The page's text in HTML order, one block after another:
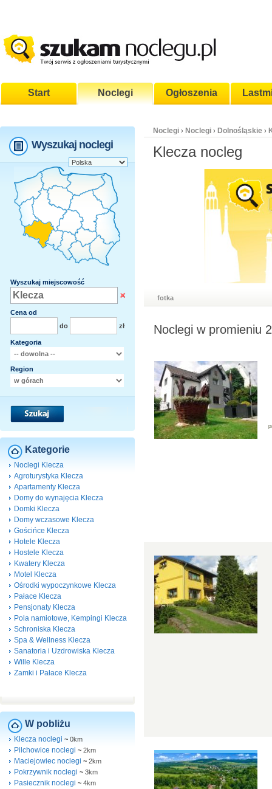
Start Noclegi Ogłoszenia
Wyszukaj noclegi
Wyszukaj miejscowość
Cena od
do
zł
Kategoria
Region
Kategorie
Noclegi Klecza
Agroturystyka Klecza
Apartamenty Klecza
Domy do wynajęcia Klecza
Domki Klecza
Domy wczasowe Klecza
Gościńce Klecza
Hotele Klecza
Hostele Klecza
Kwatery Klecza
Motel Klecza
Ośrodki wypoczynkowe Klecza
Pałace Klecza
Pensjonaty Klecza
Pola namiotowe, Kempingi Klecza
Schroniska Klecza
Spa & Wellness Klecza
Sanatoria i Uzdrowiska Klecza
Wille Klecza
Zamki i Pałace Klecza
W pobliżu
Klecza noclegi ~ 0km
Pilchowice noclegi ~ 2km
Maciejowiec noclegi ~ 2km
Pokrzywnik noclegi ~ 3km
Pasiecznik noclegi ~ 4km
Noclegi › Noclegi › Dolnośląskie ›
Klecza nocleg
fotka
Noclegi w promieniu